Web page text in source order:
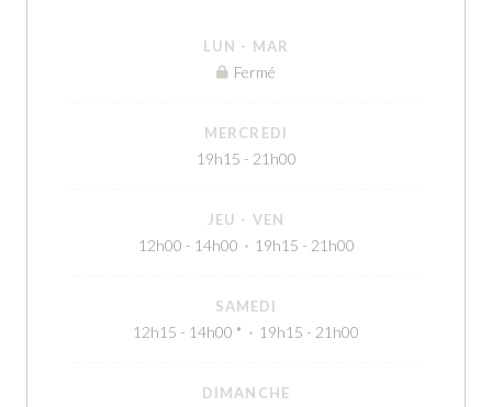
LUN - MAR
Fermé
MERCREDI
19h15 - 21h00
JEU - VEN
12h00 - 14h00 • 19h15 - 21h00
SAMEDI
12h15 - 14h00 * • 19h15 - 21h00
DIMANCHE